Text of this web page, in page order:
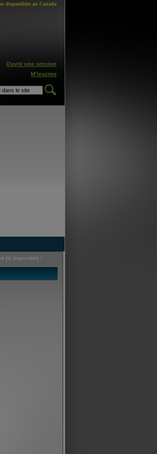
disponibles au Canada
Ouvrir une session
M'inscrire
(si disponible) :